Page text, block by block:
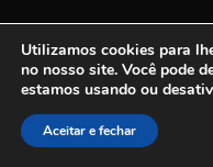
Utilizamos cookies para
no nosso site. Você pode
estamos usando ou
Aceitar e fechar